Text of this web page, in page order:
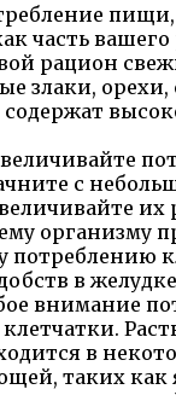
часть
рацион
злаки, орехи,
с
их
организму
потреблению
в
внимание
в
таких как